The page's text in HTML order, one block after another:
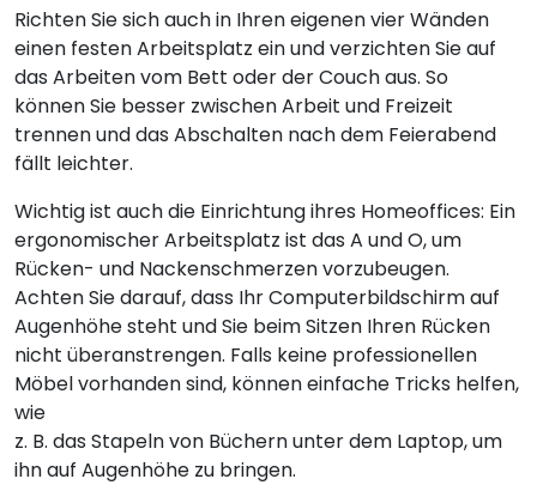
Richten Sie sich auch in Ihren eigenen vier Wänden
einen festen Arbeitsplatz ein und verzichten Sie auf
das Arbeiten vom Bett oder der Couch aus. So
können Sie besser zwischen Arbeit und Freizeit
trennen und das Abschalten nach dem Feierabend
fällt leichter.
Wichtig ist auch die Einrichtung ihres Homeoffices: Ein
ergonomischer Arbeitsplatz ist das A und O, um
Rücken- und Nackenschmerzen vorzubeugen.
Achten Sie darauf, dass Ihr Computerbildschirm auf
Augenhöhe steht und Sie beim Sitzen Ihren Rücken
nicht überanstrengen. Falls keine professionellen
Möbel vorhanden sind, können einfache Tricks helfen,
wie
z. B. das Stapeln von Büchern unter dem Laptop, um
ihn auf Augenhöhe zu bringen.